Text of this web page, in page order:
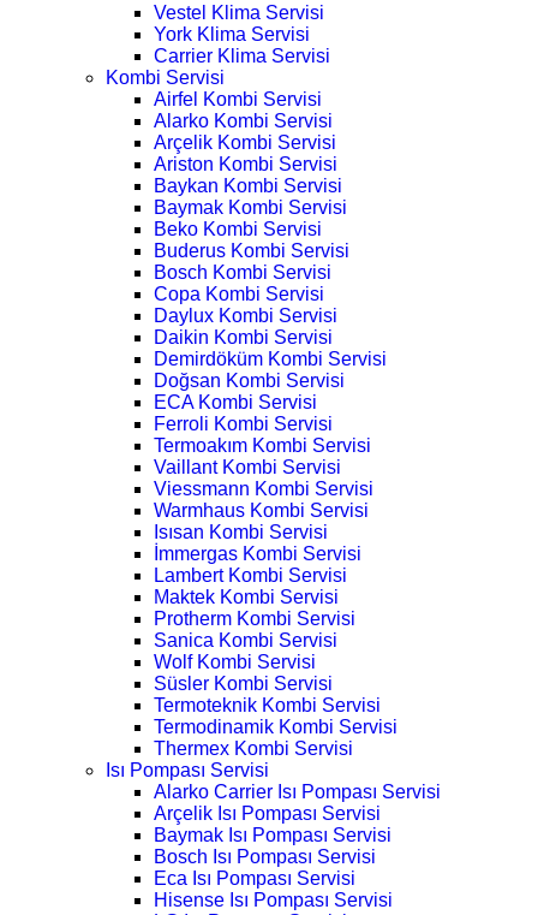
Vestel Klima Servisi
York Klima Servisi
Carrier Klima Servisi
Kombi Servisi
Airfel Kombi Servisi
Alarko Kombi Servisi
Arçelik Kombi Servisi
Ariston Kombi Servisi
Baykan Kombi Servisi
Baymak Kombi Servisi
Beko Kombi Servisi
Buderus Kombi Servisi
Bosch Kombi Servisi
Copa Kombi Servisi
Daylux Kombi Servisi
Daikin Kombi Servisi
Demirdöküm Kombi Servisi
Doğsan Kombi Servisi
ECA Kombi Servisi
Ferroli Kombi Servisi
Termoakım Kombi Servisi
Vaillant Kombi Servisi
Viessmann Kombi Servisi
Warmhaus Kombi Servisi
Isısan Kombi Servisi
İmmergas Kombi Servisi
Lambert Kombi Servisi
Maktek Kombi Servisi
Protherm Kombi Servisi
Sanica Kombi Servisi
Wolf Kombi Servisi
Süsler Kombi Servisi
Termoteknik Kombi Servisi
Termodinamik Kombi Servisi
Thermex Kombi Servisi
Isı Pompası Servisi
Alarko Carrier Isı Pompası Servisi
Arçelik Isı Pompası Servisi
Baymak Isı Pompası Servisi
Bosch Isı Pompası Servisi
Eca Isı Pompası Servisi
Hisense Isı Pompası Servisi